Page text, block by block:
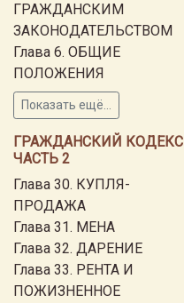
ГРАЖДАНСКИМ
ЗАКОНОДАТЕЛЬСТВОМ
Глава 6. ОБЩИЕ
ПОЛОЖЕНИЯ
Показать ещё...
ГРАЖДАНСКИЙ КОДЕКС
ЧАСТЬ 2
Глава 30. КУПЛЯ-
ПРОДАЖА
Глава 31. МЕНА
Глава 32. ДАРЕНИЕ
Глава 33. РЕНТА И
ПОЖИЗНЕННОЕ